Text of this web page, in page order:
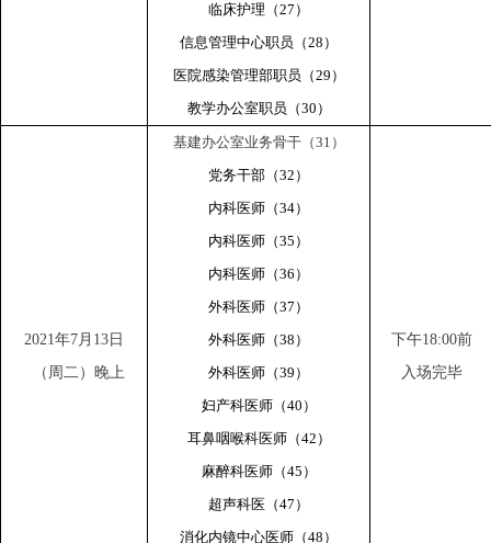
临床护理（27）
信息管理中心职员（28）
医院感染管理部职员（29）
教学办公室职员（30）
2021年7月13日
（周二）晚上
基建办公室业务骨干（31）
党务干部（32）
内科医师（34）
内科医师（35）
内科医师（36）
外科医师（37）
外科医师（38）
外科医师（39）
妇产科医师（40）
耳鼻咽喉科医师（42）
麻醉科医师（45）
超声科医（47）
消化内镜中心医师（48）
下午18:00前
入场完毕